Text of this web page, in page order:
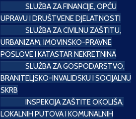
SLUŽBA ZA FINANCIJE, OPĆU
UPRAVU I DRUŠTVENE DJELATNOSTI
SLUŽBA ZA CIVILNU ZAŠTITU,
URBANIZAM, IMOVINSKO-PRAVNE
POSLOVE I KATASTAR NEKRETNINA
SLUŽBA ZA GOSPODARSTVO,
BRANITELJSKO-INVALIDSKU I SOCIJALNU
SKRB
INSPEKCIJA ZAŠTITE OKOLIŠA,
LOKALNIH PUTOVA I KOMUNALNIH